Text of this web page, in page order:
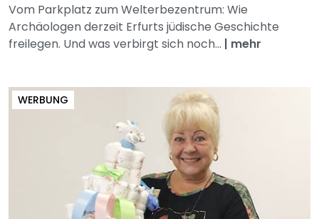
Vom Parkplatz zum Welterbezentrum: Wie
Archäologen derzeit Erfurts jüdische Geschichte
freilegen. Und was verbirgt sich noch... | mehr
WERBUNG